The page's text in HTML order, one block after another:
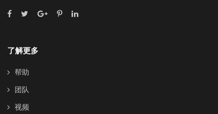
了解更多
帮助
团队
视频